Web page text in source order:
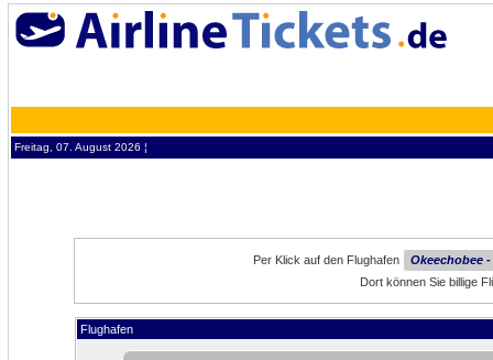
Freitag, 07. August 2026 ¦
Per Klick auf den Flughafen
Okeechobee
Dort können Sie billige
Flughafen